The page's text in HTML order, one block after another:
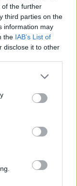
of the further
third parties on the
information may
the IAB’s List of
disclose it to other
líbí
ověřovací
že fotografie a